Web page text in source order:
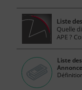
Liste
Quelle
APE ?
Liste